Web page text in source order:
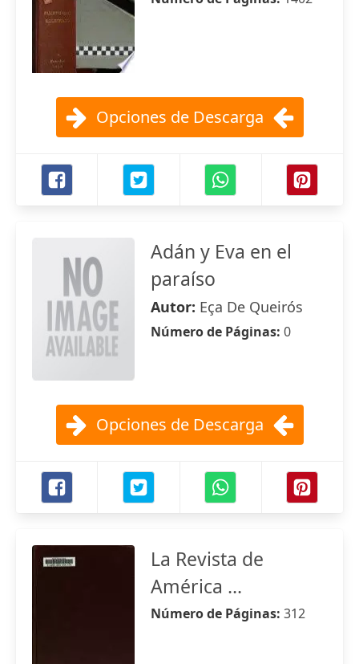
Opciones de Descarga
Adán y Eva en el
paraíso
Autor: Eça De Queirós
Número de Páginas: 0
Opciones de Descarga
La Revista de
América ...
Número de Páginas: 312